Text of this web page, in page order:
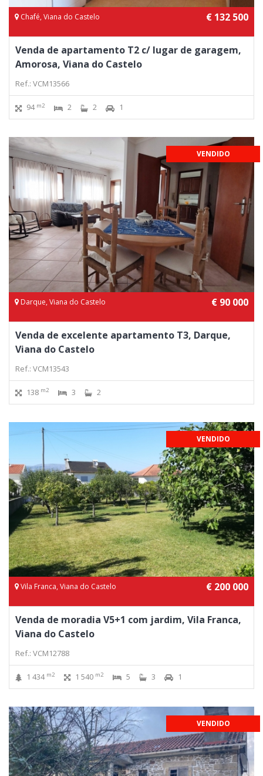
Chafé, Viana do Castelo € 132 500
Venda de apartamento T2 c/ lugar de garagem,
Amorosa, Viana do Castelo
Ref.: VCM13566
94 m2 2 2 1
VENDIDO
Darque, Viana do Castelo € 90 000
Venda de excelente apartamento T3, Darque,
Viana do Castelo
Ref.: VCM13543
138 m2 3 2
VENDIDO
Vila Franca, Viana do Castelo € 200 000
Venda de moradia V5+1 com jardim, Vila Franca,
Viana do Castelo
Ref.: VCM12788
1 434 m2 1 540 m2 5 3 1
VENDIDO